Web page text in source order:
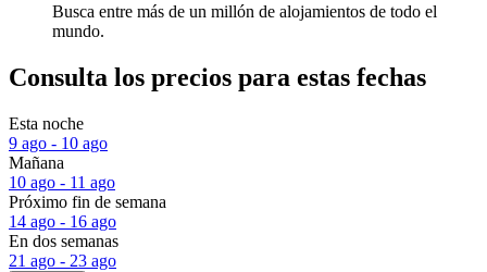
Busca entre más de un millón de alojamientos de todo el
mundo.
Consulta los precios para estas fechas
Esta noche
9 ago - 10 ago
Mañana
10 ago - 11 ago
Próximo fin de semana
14 ago - 16 ago
En dos semanas
21 ago - 23 ago